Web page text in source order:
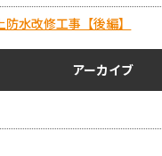
水改修工事【後編】
アーカイブ